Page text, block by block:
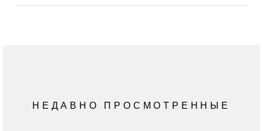
НЕДАВНО ПРОСМОТРЕННЫЕ